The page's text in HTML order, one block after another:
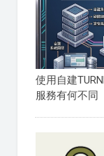
使用自建
服務有何不同